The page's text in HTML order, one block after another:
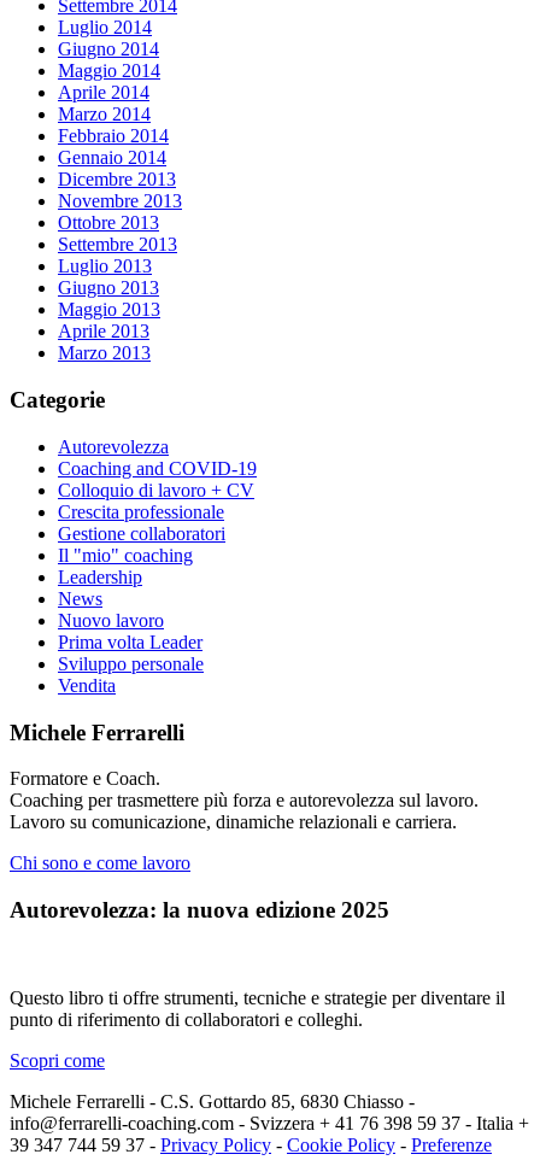
Settembre 2014
Luglio 2014
Giugno 2014
Maggio 2014
Aprile 2014
Marzo 2014
Febbraio 2014
Gennaio 2014
Dicembre 2013
Novembre 2013
Ottobre 2013
Settembre 2013
Luglio 2013
Giugno 2013
Maggio 2013
Aprile 2013
Marzo 2013
Categorie
Autorevolezza
Coaching and COVID-19
Colloquio di lavoro + CV
Crescita professionale
Gestione collaboratori
Il "mio" coaching
Leadership
News
Nuovo lavoro
Prima volta Leader
Sviluppo personale
Vendita
Michele Ferrarelli
Formatore e Coach.
Coaching per trasmettere più forza e autorevolezza sul lavoro.
Lavoro su comunicazione, dinamiche relazionali e carriera.
Chi sono e come lavoro
Autorevolezza: la nuova edizione 2025
Questo libro ti offre strumenti, tecniche e strategie per diventare il
punto di riferimento di collaboratori e colleghi.
Scopri come
Michele Ferrarelli - C.S. Gottardo 85, 6830 Chiasso -
info@ferrarelli-coaching.com - Svizzera + 41 76 398 59 37 - Italia +
39 347 744 59 37 - Privacy Policy - Cookie Policy - Preferenze